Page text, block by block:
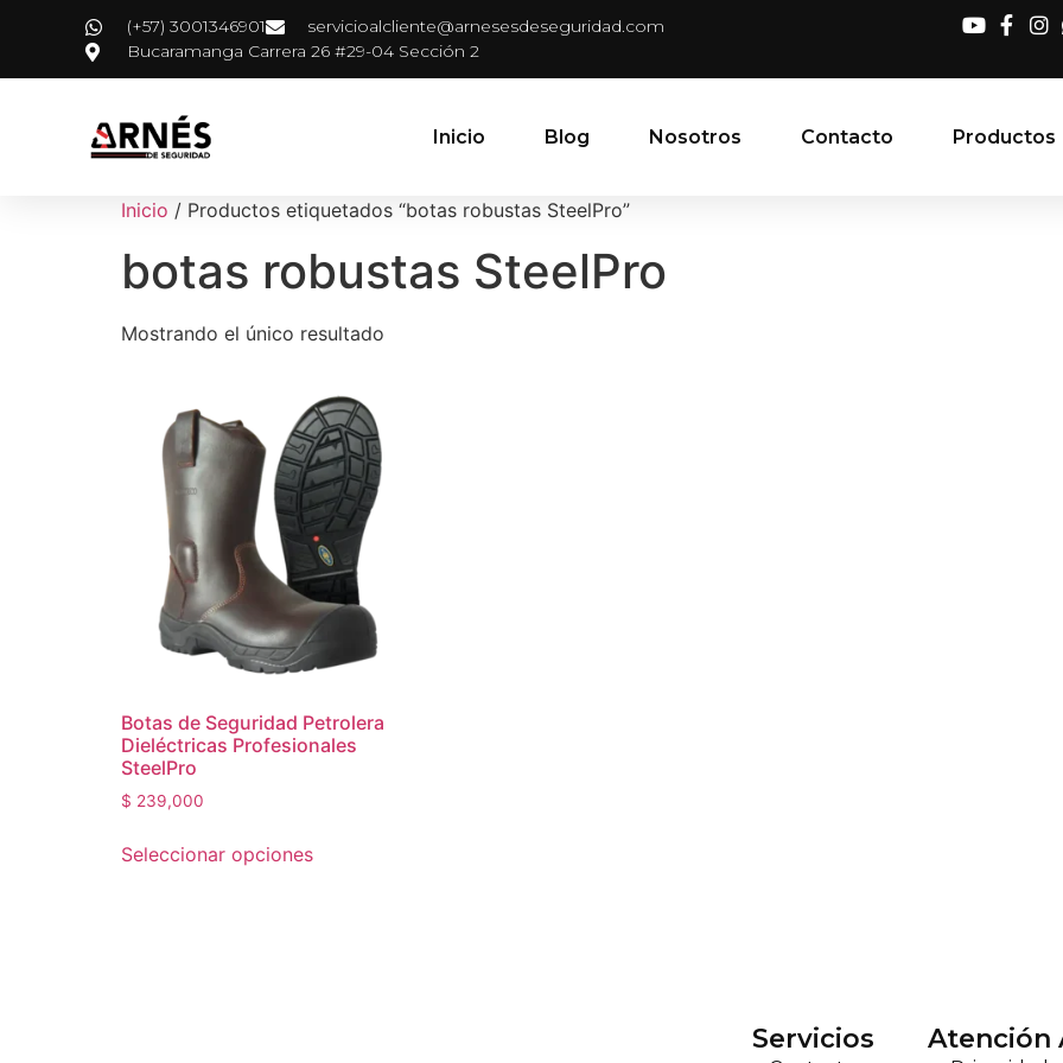
(+57) 3001346901
servicioalcliente@arnesesdeseguridad.com
Bucaramanga Carrera 26 #29-04 Sección 2
Inicio Blog Nosotros Contacto Productos
Inicio / Productos etiquetados “botas robustas SteelPro”
botas robustas SteelPro
Mostrando el único resultado
Botas de Seguridad Petrolera
Dieléctricas Profesionales
SteelPro
$ 239,000
Seleccionar opciones
Servicios Atención